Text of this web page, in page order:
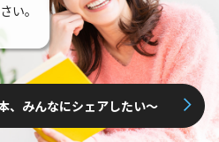
い。
、みんなにシェアしたい〜